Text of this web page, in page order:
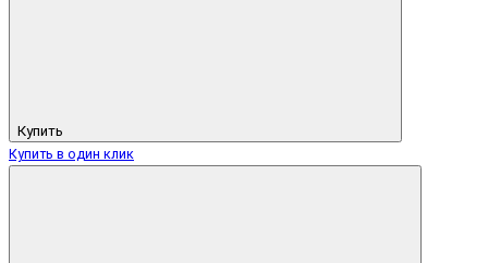
Купить
Купить в один клик